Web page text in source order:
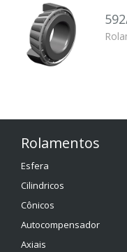
Rolamentos
Esfera
Cilindricos
Cônicos
Autocompensador
Axiais